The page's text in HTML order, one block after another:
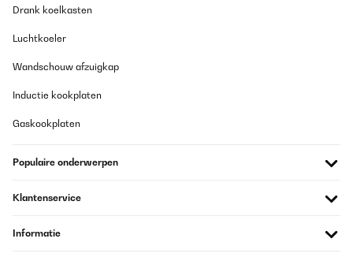
Drank koelkasten
Luchtkoeler
Wandschouw afzuigkap
Inductie kookplaten
Gaskookplaten
Populaire onderwerpen
Klantenservice
Informatie